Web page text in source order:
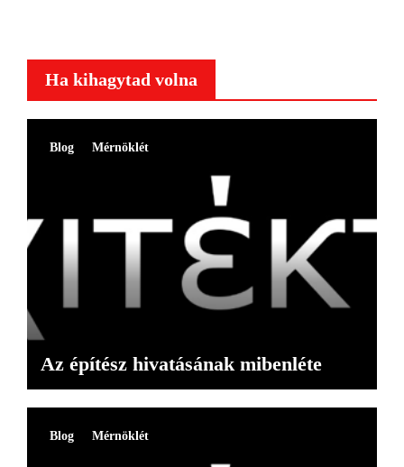
Ha kihagytad volna
Blog Mérnöklét
Az építész hivatásának mibenléte
Blog Mérnöklét